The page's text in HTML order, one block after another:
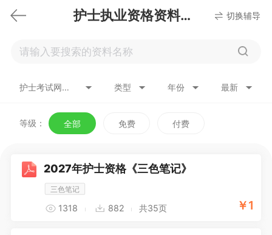
护士执业资格资料下载 切换辅导
护士考试网络课 类型 年份 最新
等级： 全部 免费 付费
2027年护士资格《三色笔记》
三色笔记
1318 882 共35页 ￥1